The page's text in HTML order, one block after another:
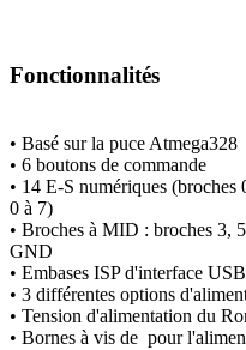
Fonctionnalités
• Basé sur la puce Atmega328
• 6 boutons de commande
• 14 E-S numériques
0 à 7)
• Broches à MID : broches 3,
GND
• Embases ISP d'interface USB
• 3 différentes options
• Tension d'alimentation du
• Bornes à vis de pour